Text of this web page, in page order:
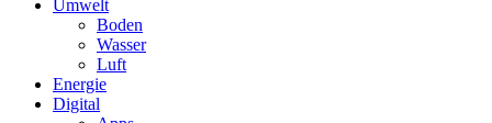
Umwelt
Boden
Wasser
Luft
Energie
Digital